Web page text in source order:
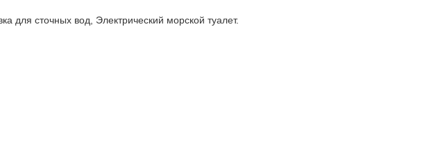
для сточных вод, Электрический морской туалет.